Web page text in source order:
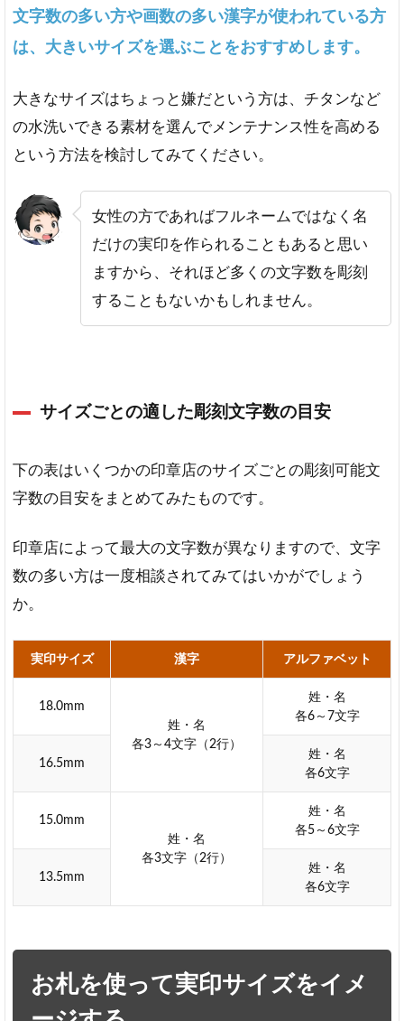
文字数の多い方や画数の多い漢字が使われている方
は、大きいサイズを選ぶことをおすすめします。
大きなサイズはちょっと嫌だという方は、チタンなど
の水洗いできる素材を選んでメンテナンス性を高める
という方法を検討してみてください。
女性の方であればフルネームではなく名
だけの実印を作られることもあると思い
ますから、それほど多くの文字数を彫刻
することもないかもしれません。
サイズごとの適した彫刻文字数の目安
下の表はいくつかの印章店のサイズごとの彫刻可能文
字数の目安をまとめてみたものです。
印章店によって最大の文字数が異なりますので、文字
数の多い方は一度相談されてみてはいかがでしょう
か。
実印サイズ 漢字 アルファベット
18.0mm
姓・名
各3～4文字（2行）
姓・名
各6～7文字
16.5mm
姓・名
各6文字
15.0mm
姓・名
各3文字（2行）
姓・名
各5～6文字
13.5mm
姓・名
各6文字
お札を使って実印サイズをイメ